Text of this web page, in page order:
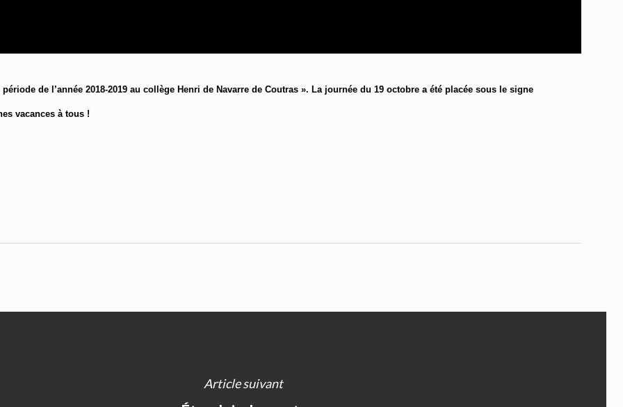
de l’année 2018-2019 au collège Henri de Navarre de Coutras ». La journée du 19 octobre a été placée sous le signe
vacances à tous !
Article suivant